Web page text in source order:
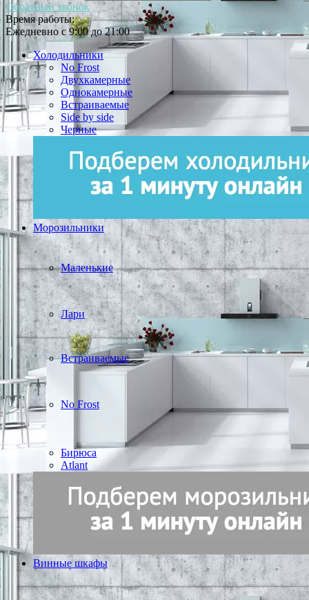
Обратный звонок
Время работы:
Ежедневно с 9:00 до 21:00
Холодильники
No Frost
Двухкамерные
Однокамерные
Встраиваемые
Side by side
Черные
Морозильники
Маленькие
Лари
Встраиваемые
No Frost
Бирюса
Atlant
Винные шкафы